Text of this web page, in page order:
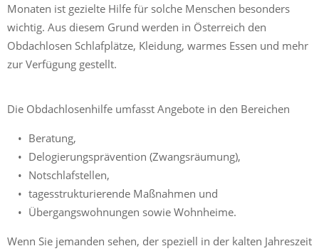
Monaten ist gezielte Hilfe für solche Menschen besonders
wichtig. Aus diesem Grund werden in Österreich den
Obdachlosen Schlafplätze, Kleidung, warmes Essen und mehr
zur Verfügung gestellt.
Die Obdachlosenhilfe umfasst Angebote in den Bereichen
Beratung,
Delogierungsprävention (Zwangsräumung),
Notschlafstellen,
tagesstrukturierende Maßnahmen und
Übergangswohnungen sowie Wohnheime.
Wenn Sie jemanden sehen, der speziell in der kalten Jahreszeit